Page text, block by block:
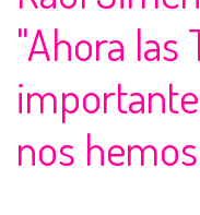
"Ahora las
nos